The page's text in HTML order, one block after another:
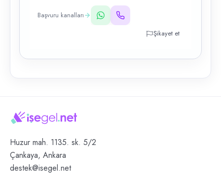
Başvuru kanalları
Şikayet et
Huzur mah. 1135. sk. 5/2
Çankaya, Ankara
destek@isegel.net